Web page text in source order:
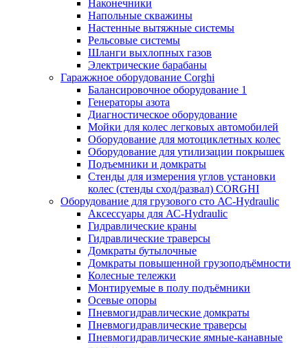
Наконечники
Напольные скважины
Настенные вытяжные системы
Рельсовые системы
Шланги выхлопных газов
Электрические барабаны
Гаражжное оборудование Corghi
Балансировочное оборудование 1
Генераторы азота
Диагностическое оборудование
Мойки для колес легковых автомобилей
Оборудование для мотоциклетных колес
Оборудование для утилизации покрышек
Подъемники и домкраты
Стенды для измерения углов установки
колес (стенды сход/развал) CORGHI
Оборудование для грузового сто АС-Hydraulic
Аксессуары для АС-Hydraulic
Гидравлические краны
Гидравлические траверсы
Домкраты бутылочные
Домкраты повышенной грузоподъёмности
Колесные тележки
Монтируемые в полу подъёмники
Осевые опоры
Пневмогидравлические домкраты
Пневмогидравлические траверсы
Пневмогидравлические ямные-канавные